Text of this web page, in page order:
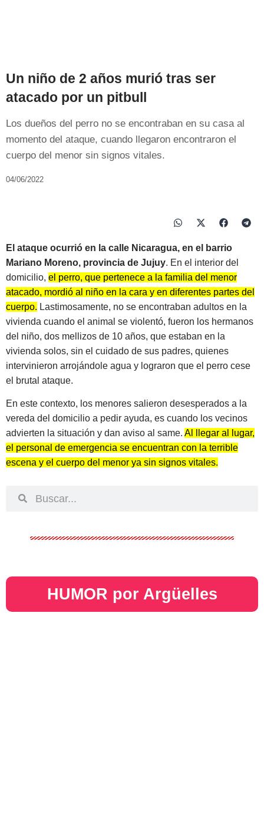
Un niño de 2 años murió tras ser
atacado por un pitbull
Los dueños del perro no se encontraban en su casa al
momento del ataque, cuando llegaron encontraron el
cuerpo del menor sin signos vitales.
04/06/2022
El ataque ocurrió en la calle Nicaragua, en el barrio
Mariano Moreno, provincia de Jujuy. En el interior del
domicilio, el perro, que pertenece a la familia del menor
atacado, mordió al niño en la cara y en diferentes partes del
cuerpo. Lastimosamente, no se encontraban adultos en la
vivienda cuando el animal se violentó, fueron los hermanos
del niño, dos mellizos de 10 años, que estaban en la
vivienda solos, sin el cuidado de sus padres, quienes
intervinieron arrojándole agua y lograron que el perro cese
el brutal ataque.
En este contexto, los menores salieron desesperados a la
vereda del domicilio a pedir ayuda, es cuando los vecinos
advierten la situación y dan aviso al same. Al llegar al lugar,
el personal de emergencia se encuentran con la terrible
escena y el cuerpo del menor ya sin signos vitales.
HUMOR por Argüelles​